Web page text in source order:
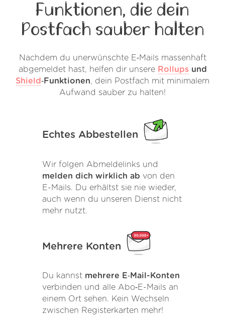
Funktionen, die dein
Postfach sauber halten
Nachdem du unerwünschte E‑Mails massenhaft
abgemeldet hast, helfen dir unsere Rollupsund
Shield‑Funktionen, dein Postfach mit minimalem
Aufwand sauber zu halten!
Echtes Abbestellen
Wir folgen Abmeldelinks und
melden dich wirklich ab von den
E-Mails. Du erhältst sie nie wieder,
auch wenn du unseren Dienst nicht
mehr nutzt.
Mehrere Konten
Du kannst mehrere E‑Mail-Konten
verbinden und alle Abo‑E-Mails an
einem Ort sehen. Kein Wechseln
zwischen Registerkarten mehr!